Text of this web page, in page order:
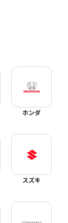
ホンダ
スズキ